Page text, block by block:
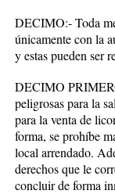
DECIMO:-Toda
únicamente con la
y estas pueden ser
DECIMO
peligrosas para la
para la venta de
forma, se prohíbe
local arrendado.
derechos que le
concluir de forma